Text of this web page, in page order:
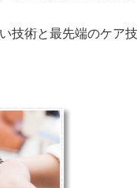
術と最先端のケア